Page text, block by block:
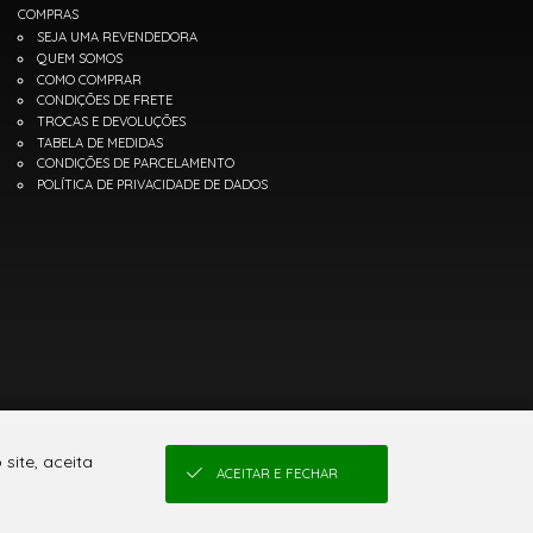
COMPRAS
SEJA UMA REVENDEDORA
QUEM SOMOS
COMO COMPRAR
CONDIÇÕES DE FRETE
TROCAS E DEVOLUÇÕES
TABELA DE MEDIDAS
CONDIÇÕES DE PARCELAMENTO
POLÍTICA DE PRIVACIDADE DE DADOS
site, aceita
ACEITAR E FECHAR